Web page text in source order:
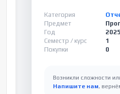
Категория
Предмет
Год
2025
Семестр / курс
1
Покупки
0
Возникли сложности
Напишите нам,